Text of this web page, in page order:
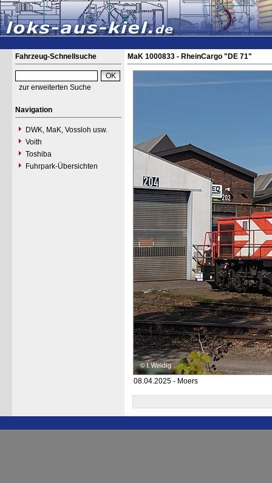
Fahrzeug-Schnellsuche
zur erweiterten Suche
Navigation
DWK, MaK, Vossloh usw.
Voith
Toshiba
Fuhrpark-Übersichten
MaK 1000833 - RheinCargo "DE 71"
08.04.2025 - Moers